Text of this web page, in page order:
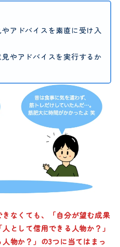
アドバイスを素直に受け入
やアドバイスを実行するか
なくても、「自分が望む成果
として信用できる人物か？」
人物か？」の3つに当てはまっ